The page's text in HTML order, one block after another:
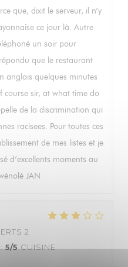
que, dixit le serveur, il n’y
ce jour là. Autre
un soir pour
que le restaurant
anglais quelques minutes
course sir, at what time do
de la discrimination qui
racisees. Pour toutes ces
de mes listes et je
d’excellents moments au
JAN
2
5/5 CUISINE: